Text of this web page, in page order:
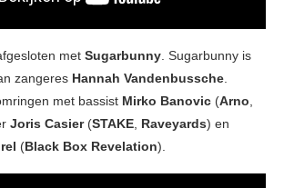
met Sugarbunny . Sugarbunny is
zangeres Hannah Vandenbussche
met bassist Mirko Banovic (Arno
Joris Casier(STAKE Raveyards) en
(Black Box Revelation).